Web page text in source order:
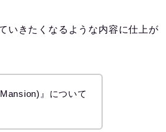
いきたくなるような内容に仕上が
』について